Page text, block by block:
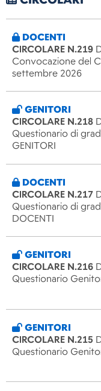
DOCENTI
CIRCOLARE N.219
Convocazione del
settembre 2026
GENITORI
CIRCOLARE N.218
Questionario di
GENITORI
DOCENTI
CIRCOLARE N.217
Questionario di
DOCENTI
GENITORI
CIRCOLARE N.216
Questionario
GENITORI
CIRCOLARE N.215
Questionario